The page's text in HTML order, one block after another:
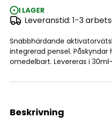
I LAGER
Leveranstid: 1-3
Snabbhärdande
integrerad pensel. Påskyndar
omedelbart. Levereras i
Flash
Beskrivning